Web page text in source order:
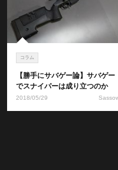
コラム
【勝手にサバゲー論】サバゲー
でスナイパーは成り立つのか
2018/05/29